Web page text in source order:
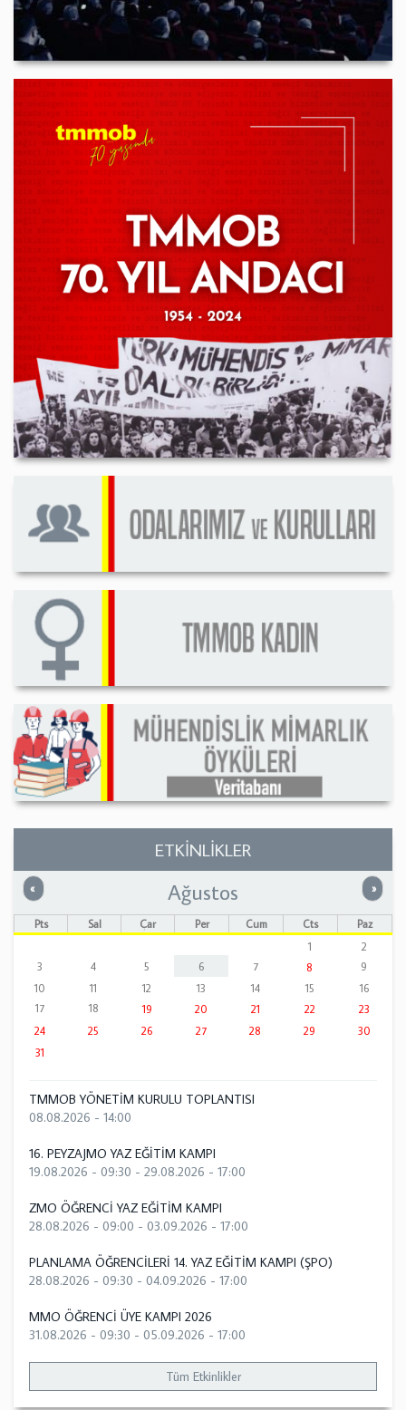
ETKİNLİKLER
« Önceki »
Ağustos
Pts Sal Çar Per Cum Cts
Paz
1
2
3
4 5 6 7 8
9
10
11 12 13 14 15
16
17
18 19 20 21 22
23
24
25 26 27 28 29
30
31
TMMOB YÖNETİM KURULU TOPLANTISI
08.08.2026 - 14:00
16. PEYZAJMO YAZ EĞİTİM KAMPI
19.08.2026 - 09:30 - 29.08.2026 - 17:00
ZMO ÖĞRENCİ YAZ EĞİTİM KAMPI
28.08.2026 - 09:00 - 03.09.2026 - 17:00
PLANLAMA ÖĞRENCİLERİ 14. YAZ EĞİTİM KAMPI (ŞPO)
28.08.2026 - 09:30 - 04.09.2026 - 17:00
MMO ÖĞRENCİ ÜYE KAMPI 2026
31.08.2026 - 09:30 - 05.09.2026 - 17:00
Tüm Etkinlikler